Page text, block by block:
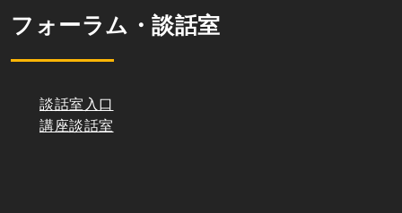
フォーラム・談話室
談話室入口
講座談話室